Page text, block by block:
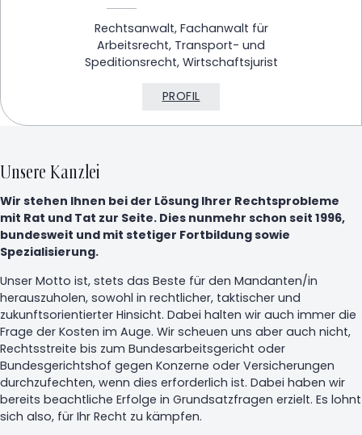
Rechtsanwalt, Fachanwalt für
Arbeitsrecht, Transport- und
Speditionsrecht, Wirtschaftsjurist
PROFIL
Unsere Kanzlei
Wir stehen Ihnen bei der Lösung Ihrer Rechtsprobleme
mit Rat und Tat zur Seite. Dies nunmehr schon seit 1996,
bundesweit und mit stetiger Fortbildung sowie
Spezialisierung.
Unser Motto ist, stets das Beste für den Mandanten/in
herauszuholen, sowohl in rechtlicher, taktischer und
zukunftsorientierter Hinsicht. Dabei halten wir auch immer die
Frage der Kosten im Auge. Wir scheuen uns aber auch nicht,
Rechtsstreite bis zum Bundesarbeitsgericht oder
Bundesgerichtshof gegen Konzerne oder Versicherungen
durchzufechten, wenn dies erforderlich ist. Dabei haben wir
bereits beachtliche Erfolge in Grundsatzfragen erzielt. Es lohnt
sich also, für Ihr Recht zu kämpfen.